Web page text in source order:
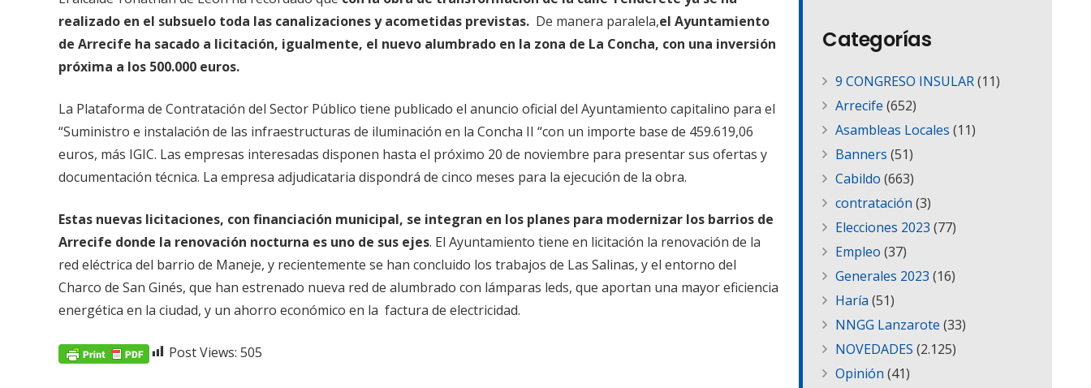
realizado en el subsuelo toda las canalizaciones y acometidas previstas. De manera paralela,el Ayuntamiento
de Arrecife ha sacado a licitación, igualmente, el nuevo alumbrado en la zona de La Concha, con una inversión
próxima a los 500.000 euros.
La Plataforma de Contratación del Sector Público tiene publicado el anuncio oficial del Ayuntamiento capitalino para el
“Suministro e instalación de las infraestructuras de iluminación en la Concha II “con un importe base de 459.619,06
euros, más IGIC. Las empresas interesadas disponen hasta el próximo 20 de noviembre para presentar sus ofertas y
documentación técnica. La empresa adjudicataria dispondrá de cinco meses para la ejecución de la obra.
Estas nuevas licitaciones, con financiación municipal, se integran en los planes para modernizar los barrios de
Arrecife donde la renovación nocturna es uno de sus ejes. El Ayuntamiento tiene en licitación la renovación de la
red eléctrica del barrio de Maneje, y recientemente se han concluido los trabajos de Las Salinas, y el entorno del
Charco de San Ginés, que han estrenado nueva red de alumbrado con lámparas leds, que aportan una mayor eficiencia
energética en la ciudad, y un ahorro económico en la factura de electricidad.
Post Views: 505
Categorías
9 CONGRESO INSULAR(11)
Arrecife (652)
Asambleas Locales (11)
Banners (51)
Cabildo (663)
contratación (3)
Elecciones 2023 (77)
Empleo (37)
Generales 2023 (16)
Haría (51)
NNGG Lanzarote (33)
NOVEDADES (2.125)
Opinión (41)